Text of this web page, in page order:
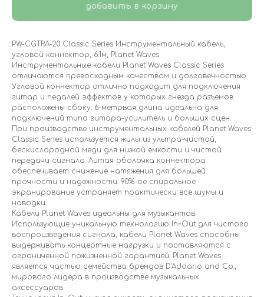
добавить в корзину
PW-CGTRA-20 Classic Series Инструментальный кабель,
угловой коннектор, 6.1м, Planet Waves
Инструментальные кабели Planet Waves Classic Series
отличаются превосходным качеством и долговечностью.
Угловой коннектор отлично подходит для подключения
гитар и педалей эффектов у которых гнезда разъемов
расположены сбоку. 6-метрвая длина идеальна для
подключений типа гитара-усилитель и больших сцен.
При производстве инструментальных кабелей Planet Waves
Classic Series используется жилы из ультра-чистой,
бескислородной меди для низкой емкости и чистой
передачи сигнала. Литая оболочка коннектора
обеспечивает снижение натяжения для большей
прочности и надежности. 90%-ое спиральное
экранирование устраняет практически все шумы и
наводки.
Кабели Planet Waves идеальны для музыкантов.
Использующие уникальную технологию In=Out для чистого
воспроизведения сигнала, кабели Planet Waves способны
выдерживать концертные нагрузки и поставляются с
ограниченной пожизненной гарантией. Planet Waves
является частью семейства брендов D'Addario and Co.,
мирового лидера в производстве музыкальных
аксессуаров.